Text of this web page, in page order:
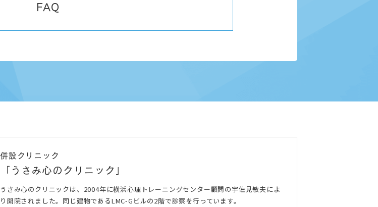
FAQ
併設クリニック
「うさみ心のクリニック」
うさみ心のクリニックは、2004年に横浜心理トレーニングセンター顧問の宇佐見敏夫によ
り開院されました。同じ建物であるLMC-Gビルの2階で診察を行っています。